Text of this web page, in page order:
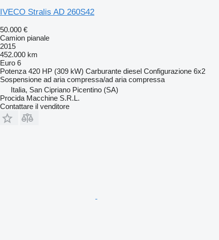
IVECO Stralis AD 260S42
50.000 €
Camion pianale
2015
452.000 km
Euro 6
Potenza 420 HP (309 kW) Carburante diesel Configurazione 6x2
Sospensione ad aria compressa/ad aria compressa
Italia, San Cipriano Picentino (SA)
Procida Macchine S.R.L.
Contattare il venditore